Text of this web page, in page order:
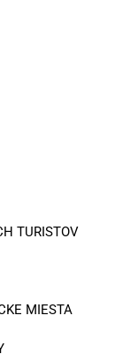
TURISTOV
MIESTA